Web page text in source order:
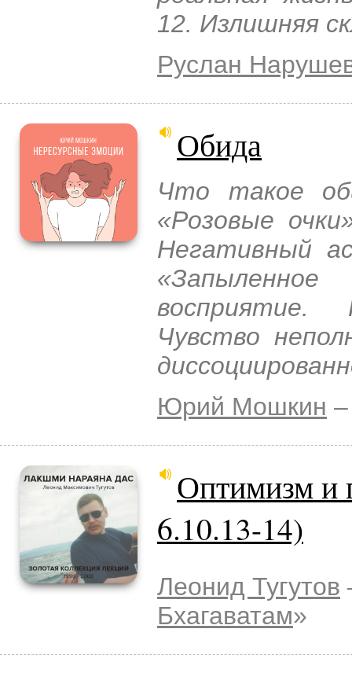
12. Излишняя
Руслан
Обида
Что такое
«Розовые
Негативный
Чувство
Юрий Мошкин
Оптимизм и
6.10.13-14)
Леонид Тугутов
Бхагаватам»